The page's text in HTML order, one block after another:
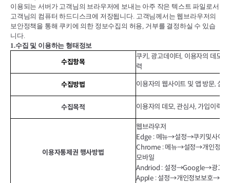
이용되는 서버가 고객님의 브라우저에 보내는 아주 작은 텍스트 파일로서
고객님의 컴퓨터 하드디스크에 저장됩니다. 고객님께서는 웹브라우저의
보안정책을 통해 쿠키에 의한 정보수집의 허용, 거부를 결정하실 수 있습
니다.
1.수집 및 이용하는 형태정보
수집항목
쿠키, 광고데이터, 이용자의 데모(
력
수집방법 이용자의 웹사이트 및 앱 방문, 실
수집목적 이용자의 데모, 관심사, 가입이력
이용자통제권 행사방법
웹브라우저
Edge : 메뉴→설정→쿠키및사이
Chrome : 메뉴→설정→개인정보
모바일
Andriod : 설정→Google→광고→
Apple : 설정→개인정보보호→추